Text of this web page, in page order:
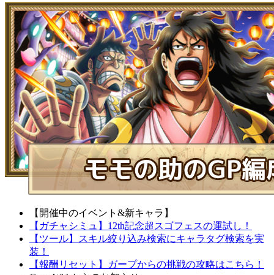
【開催中のイベント&新キャラ】
【ガチャシミュ】12th記念超スゴフェスの運試し！
【ツール】スキル絞り込み検索にキャラタグ検索を実
装！
【報酬リセット】ガープからの挑戦の攻略はこちら！